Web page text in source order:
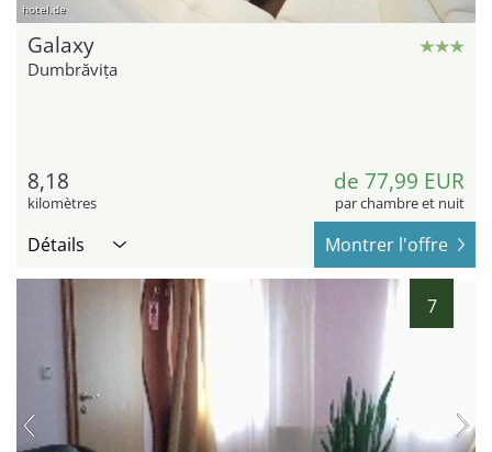
hotel.de
Galaxy
Dumbrăvița
8,18
kilomètres
de 77,99 EUR
par chambre et nuit
Détails Montrer l'offre
7